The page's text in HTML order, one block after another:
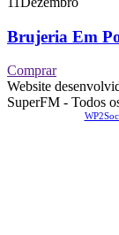
Brujeria Em
Comprar
Website
SuperFM - Todos